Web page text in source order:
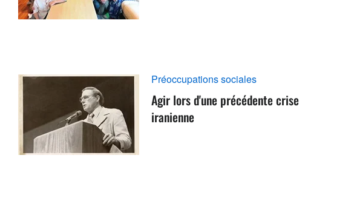
Préoccupations sociales
Agir lors d'une précédente crise
iranienne